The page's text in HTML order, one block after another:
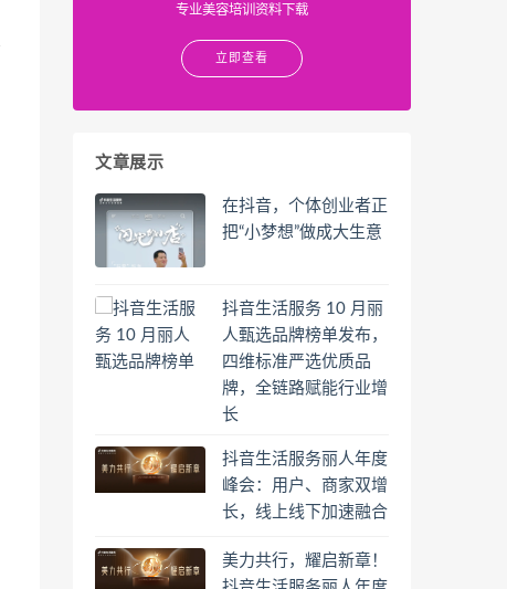
专业美容培训资料下载
立即查看
文章展示
在抖音，个体创业者正
把“小梦想”做成大生意
抖音生活服务 10 月丽
人甄选品牌榜单发布，
四维标准严选优质品
牌，全链路赋能行业增
长
抖音生活服务丽人年度
峰会：用户、商家双增
长，线上线下加速融合
美力共行，耀启新章！